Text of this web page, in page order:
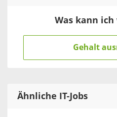
Was kann
Gehalt
Ähnliche IT-Jobs